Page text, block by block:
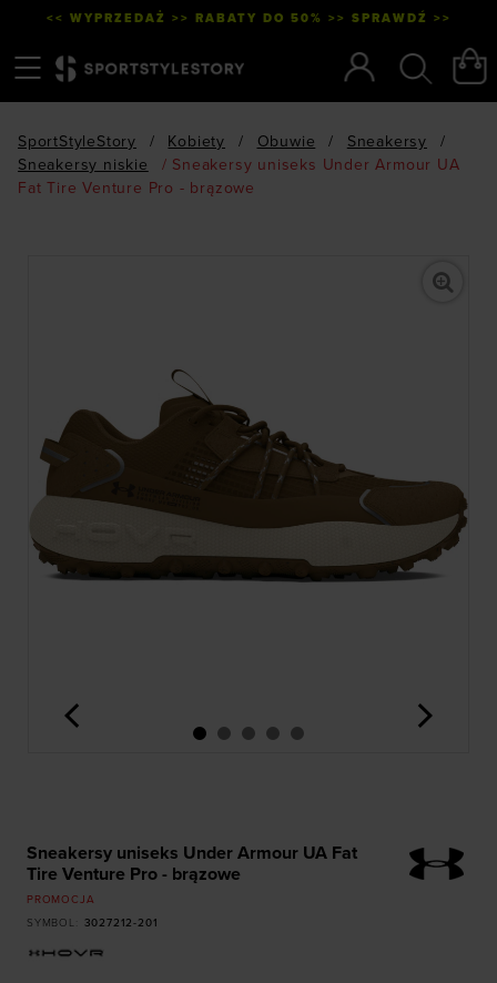
<< WYPRZEDAŻ >> RABATY DO 50% >> SPRAWDŹ >>
SportStyleStory / Kobiety / Obuwie / Sneakersy
/
Sneakersy niskie
/ Sneakersy uniseks Under Armour UA
Fat Tire Venture Pro - brązowe
<
Sneakersy uniseks Under Armour UA Fat
Tire Venture Pro - brązowe
PROMOCJA
SYMBOL
3027212-201